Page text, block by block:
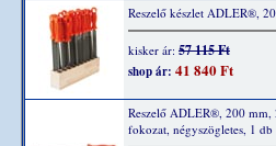
Reszelő készlet ADLER®,
kisker ár: 57 115 Ft
shop ár: 41 840 Ft
Reszelő ADLER®, 200 mm,
fokozat, négyszögletes, 1 db